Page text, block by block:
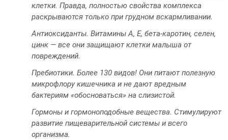
клетки. Правда, полностью свойства комплекса
раскрываются только при грудном вскармливании.
Антиоксиданты. Витамины А, Е, бета-каротин, селен,
цинк — все они защищают клетки малыша от
повреждений.
Пребиотики. Более 130 видов! Они питают полезную
микрофлору кишечника и не дают вредным
бактериям «обосноваться» на слизистой.
Гормоны и гормоноподобные вещества. Стимулируют
развитие пищеварительной системы и всего
организма.